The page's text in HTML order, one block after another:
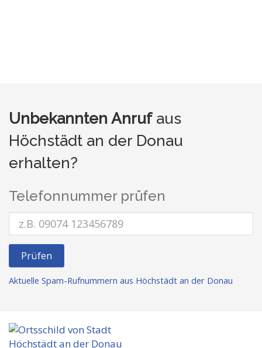
Unbekannten Anrufaus
Höchstädt an der Donau
erhalten?
Telefonnummer prüfen
Prüfen
Aktuelle Spam-Rufnummern aus Höchstädt an der Donau